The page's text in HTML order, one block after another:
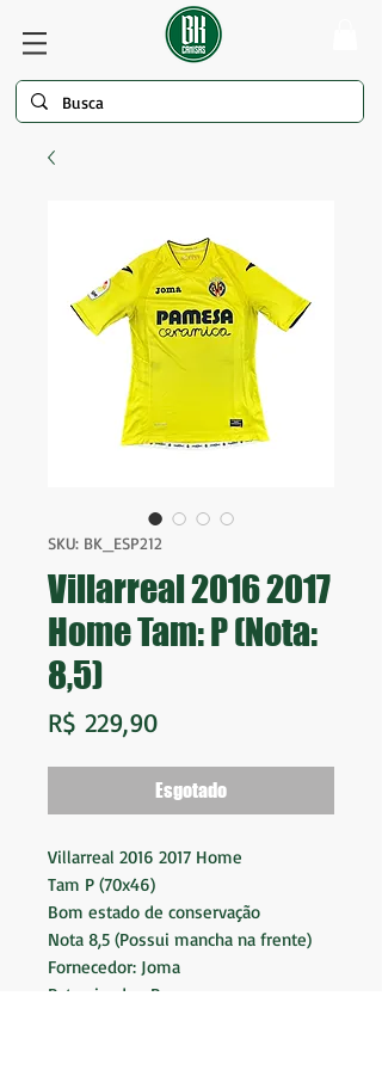
SKU: BK_ESP212
Villarreal 2016 2017
Home Tam: P (Nota:
8,5)
R$ 229,90Preço
Esgotado
Villarreal 2016 2017 Home
Tam P (70x46)
Bom estado de conservação
Nota 8,5 (Possui mancha na frente)
Fornecedor: Joma
Patrocinador: Pamesa